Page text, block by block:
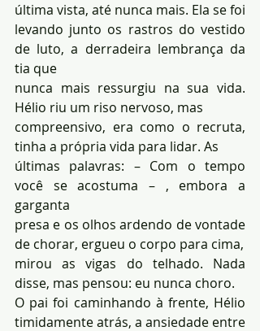
levando junto os rastros do vestido
de luto, a derradeira lembrança da
tia que
nunca mais ressurgiu na sua vida.
Hélio riu um riso nervoso, mas
compreensivo, era como o recruta,
tinha a própria vida para lidar. As
últimas palavras: – Com o tempo
você se acostuma – , embora a
garganta
presa e os olhos ardendo de vontade
mirou as vigas do telhado. Nada
disse, mas pensou: eu nunca choro.
O pai foi caminhando à frente, Hélio